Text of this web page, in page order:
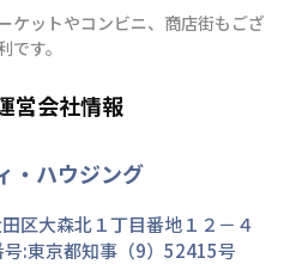
ケットやコンビニ、商店街もござ
す。
営会社情報
・ハウジング
区大森北１丁目番地１２－４
号:東京都知事（9）52415号